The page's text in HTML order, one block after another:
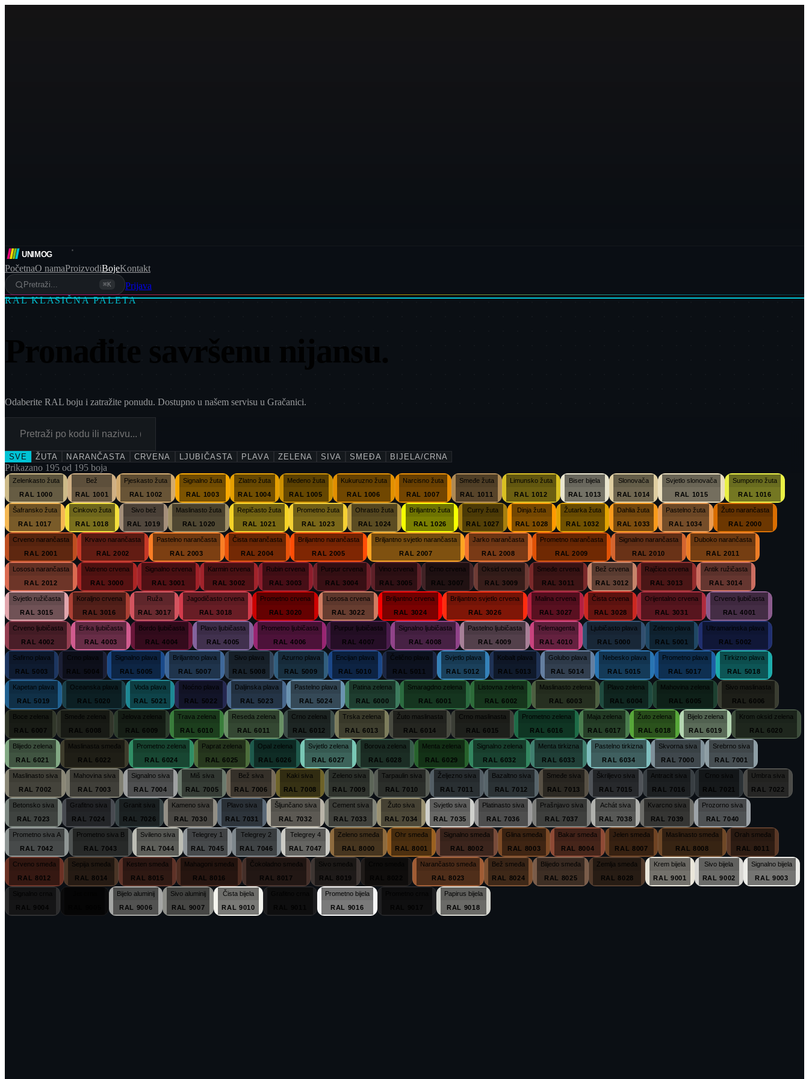
PočetnaO namaProizvodiBojeKontakt
Pretraži... ⌘K
Prijava
RAL KLASIČNA PALETA
Pronađite savršenu nijansu.
Odaberite RAL boju i zatražite ponudu. Dostupno u našem servisu u Gračanici.
SVE ŽUTA NARANČASTA CRVENA LJUBIČASTA PLAVA ZELENA SIVA SMEĐA BIJELA/CRNA
Prikazano 195 od 195 boja
Zelenkasto žuta
RAL 1000
Bež
RAL 1001
Pjeskasto žuta
RAL 1002
Signalno žuta
RAL 1003
Zlatno žuta
RAL 1004
Medeno žuta
RAL 1005
Kukuruzno žuta
RAL 1006
Narcisno žuta
RAL 1007
Smeđe žuta
RAL 1011
Limunsko žuta
RAL 1012
Biser bijela
RAL 1013
Slonovača
RAL 1014
Svjetlo slonovača
RAL 1015
Sumporno žuta
RAL 1016
Šafransko žuta
RAL 1017
Cinkovo žuta
RAL 1018
Sivo bež
RAL 1019
Maslinasto žuta
RAL 1020
Repičasto žuta
RAL 1021
Prometno žuta
RAL 1023
Ohrasto žuta
RAL 1024
Briljantno žuta
RAL 1026
Curry žuta
RAL 1027
Dinja žuta
RAL 1028
Žutarka žuta
RAL 1032
Dahlia žuta
RAL 1033
Pastelno žuta
RAL 1034
Žuto narančasta
RAL 2000
Crveno narančasta
RAL 2001
Krvavo narančasta
RAL 2002
Pastelno narančasta
RAL 2003
Čista narančasta
RAL 2004
Briljantno narančasta
RAL 2005
Briljantno svjetlo narančasta
RAL 2007
Jarko narančasta
RAL 2008
Prometno narančasta
RAL 2009
Signalno narančasta
RAL 2010
Duboko narančasta
RAL 2011
Lososa narančasta
RAL 2012
Vatreno crvena
RAL 3000
Signalno crvena
RAL 3001
Karmin crvena
RAL 3002
Rubin crvena
RAL 3003
Purpur crvena
RAL 3004
Vino crvena
RAL 3005
Crno crvena
RAL 3007
Oksid crvena
RAL 3009
Smeđe crvena
RAL 3011
Bež crvena
RAL 3012
Rajčica crvena
RAL 3013
Antik ružičasta
RAL 3014
Svjetlo ružičasta
RAL 3015
Koraljno crvena
RAL 3016
Ruža
RAL 3017
Jagodičasto crvena
RAL 3018
Prometno crvena
RAL 3020
Lososa crvena
RAL 3022
Briljantno crvena
RAL 3024
Briljantno svjetlo crvena
RAL 3026
Malina crvena
RAL 3027
Čista crvena
RAL 3028
Orijentalno crvena
RAL 3031
Crveno ljubičasta
RAL 4001
Crveno ljubičasta
RAL 4002
Erika ljubičasta
RAL 4003
Bordo ljubičasta
RAL 4004
Plavo ljubičasta
RAL 4005
Prometno ljubičasta
RAL 4006
Purpur ljubičasta
RAL 4007
Signalno ljubičasta
RAL 4008
Pastelno ljubičasta
RAL 4009
Telemagenta
RAL 4010
Ljubičasto plava
RAL 5000
Zeleno plava
RAL 5001
Ultramarinska plava
RAL 5002
Safirno plava
RAL 5003
RAL 5004
Signalno plava
RAL 5005
Briljantno plava
RAL 5007
Sivo plava
RAL 5008
Azurno plava
RAL 5009
Encijan plava
RAL 5010
Čelično plava
RAL 5011
Svjetlo plava
RAL 5012
Kobalt plava
RAL 5013
Golubo plava
RAL 5014
Nebesko plava
RAL 5015
Prometno plava
RAL 5017
Tirkizno plava
RAL 5018
Kapetan plava
RAL 5019
Oceanska plava
RAL 5020
Voda plava
RAL 5021
Noćno plava
RAL 5022
Daljinska plava
RAL 5023
Pastelno plava
RAL 5024
Patina zelena
RAL 6000
Smaragdno zelena
RAL 6001
Listovna zelena
RAL 6002
Maslinasto zelena
RAL 6003
Plavo zelena
RAL 6004
Mahovina zelena
RAL 6005
Sivo maslinasta
RAL 6006
Boce zelena
RAL 6007
RAL 6008
Jelova zelena
RAL 6009
Trava zelena
RAL 6010
Reseda zelena
RAL 6011
Crno zelena
RAL 6012
Trska zelena
RAL 6013
Žuto maslinasta
RAL 6014
Crno maslinasta
RAL 6015
Prometno zelena
RAL 6016
Maja zelena
RAL 6017
Žuto zelena
RAL 6018
Bijelo zelena
RAL 6019
Krom oksid zelena
RAL 6020
Blijedo zelena
RAL 6021
Maslinasta smeđa
RAL 6022
Prometno zelena
RAL 6024
Paprat zelena
RAL 6025
Opal zelena
RAL 6026
Svjetlo zelena
RAL 6027
Borova zelena
RAL 6028
Menta zelena
RAL 6029
Signalno zelena
RAL 6032
Menta tirkizna
RAL 6033
Pastelno tirkizna
RAL 6034
Skvorna siva
RAL 7000
Srebrno siva
RAL 7001
Maslinasto siva
RAL 7002
Mahovina siva
RAL 7003
Signalno siva
RAL 7004
Miš siva
RAL 7005
Bež siva
RAL 7006
Kaki siva
RAL 7008
Zeleno siva
RAL 7009
Tarpaulin siva
RAL 7010
Željezno siva
RAL 7011
Bazaltno siva
RAL 7012
Smeđe siva
RAL 7013
Škriljevo siva
RAL 7015
Antracit siva
RAL 7016
RAL 7021
Umbra siva
RAL 7022
Betonsko siva
RAL 7023
Grafitno siva
RAL 7024
Granit siva
RAL 7026
Kameno siva
RAL 7030
Plavo siva
RAL 7031
Šljunčano siva
RAL 7032
Cement siva
RAL 7033
Žuto siva
RAL 7034
Svjetlo siva
RAL 7035
Platinasto siva
RAL 7036
Prašnjavo siva
RAL 7037
Achát siva
RAL 7038
Kvarcno siva
RAL 7039
Prozorno siva
RAL 7040
Prometno siva A
RAL 7042
Prometno siva B
RAL 7043
Svileno siva
RAL 7044
Telegrey 1
RAL 7045
Telegrey 2
RAL 7046
Telegrey 4
RAL 7047
Zeleno smeđa
RAL 8000
Ohr smeđa
RAL 8001
Signalno smeđa
RAL 8002
Glina smeđa
RAL 8003
Bakar smeđa
RAL 8004
Jelen smeđa
RAL 8007
Maslinasto smeđa
RAL 8008
Orah smeđa
RAL 8011
Crveno smeđa
RAL 8012
Sepija smeđa
RAL 8014
Kesten smeđa
RAL 8015
Mahagoni smeđa
RAL 8016
Čokoladno smeđa
RAL 8017
Sivo smeđa
RAL 8019
Narančasto smeđa
RAL 8023
Bež smeđa
RAL 8024
Blijedo smeđa
RAL 8025
Zemlja smeđa
RAL 8028
Krem bijela
RAL 9001
Sivo bijela
RAL 9002
Signalno bijela
RAL 9003
Bijelo aluminij
RAL 9006
Sivo aluminij
RAL 9007
Čista bijela
RAL 9010
Prometno bijela
RAL 9016
Papirus bijela
RAL 9018